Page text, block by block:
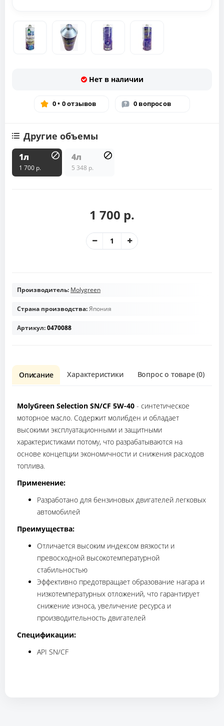
Нет в наличии
0 • 0 отзывов 0 вопросов
Другие объемы
1л
1 700 р.
4л
5 348 р.
1 700 р.
Производитель: Molygreen
Страна производства:Япония
Артикул:0470088
Описание Характеристики Вопрос о товаре (0)
MolyGreen Selection SN/CF 5W-40 - синтетическое
моторное масло. Содержит молибден и обладает
высокими эксплуатационными и защитными
характеристиками потому, что разрабатываются на
основе концепции экономичности и снижения расходов
топлива.
Применение:
Разработано для бензиновых двигателей легковых
автомобилей
Преимущества:
Отличается высоким индексом вязкости и
превосходной высокотемпературной
стабильностью
Эффективно предотвращает образование нагара и
низкотемпературных отложений, что гарантирует
снижение износа, увеличение ресурса и
производительность двигателей
Спецификации:
API SN/CF